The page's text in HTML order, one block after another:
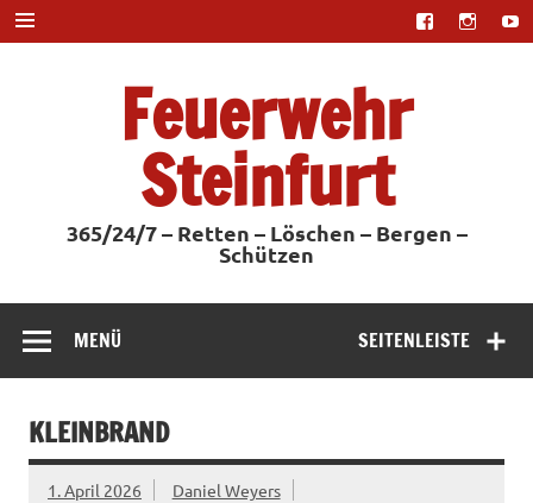
Zum
Inhalt
springen
Feuerwehr
Steinfurt
365/24/7 – Retten – Löschen – Bergen –
Schützen
SEITENLEISTE
MENÜ
KLEINBRAND
1. April 2026 Daniel Weyers